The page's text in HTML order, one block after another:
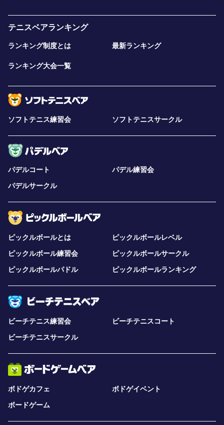
テニスベアランキング
ランキング制度とは 最新ランキング
ランキング大会一覧
ソフトテニス練習会 ソフトテニスサークル
パデルコート
パデル練習会
パデルサークル
ピックルボールとは
ピックルボールレベル
ピックルボール練習会
ピックルボールサークル
ピックルボールパドル
ピックルボールランキング
ビーチテニス練習会
ビーチテニスコート
ビーチテニスサークル
ボドゲカフェ
ボドゲイベント
ボードゲーム